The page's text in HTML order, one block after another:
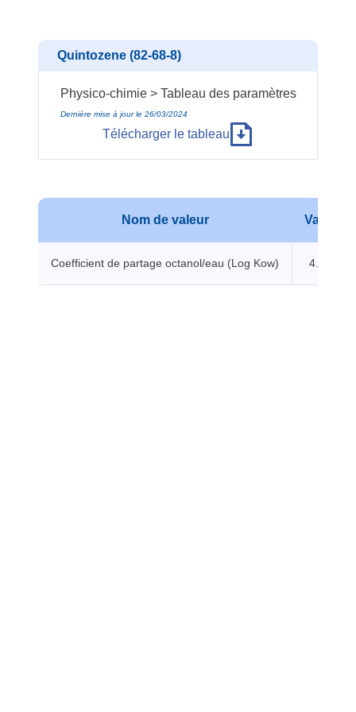
Quintozene (82-68-8)
Physico-chimie > Tableau des paramètres
Dernière mise à jour le 26/03/2024
Télécharger le tableau
Nom de valeur Valeur
Coefficient de partage octanol/eau (Log Kow) 4.46 -